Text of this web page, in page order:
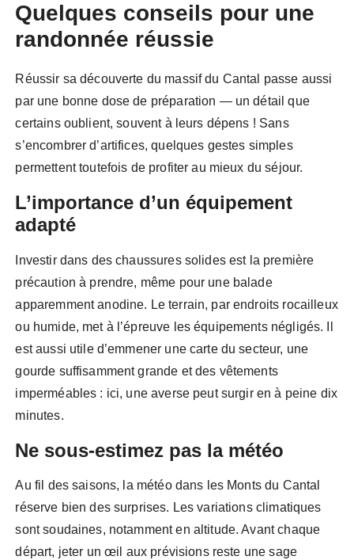
Quelques conseils pour une
randonnée réussie
Réussir sa découverte du massif du Cantal passe aussi
par une bonne dose de préparation — un détail que
certains oublient, souvent à leurs dépens ! Sans
s’encombrer d’artifices, quelques gestes simples
permettent toutefois de profiter au mieux du séjour.
L’importance d’un équipement
adapté
Investir dans des chaussures solides est la première
précaution à prendre, même pour une balade
apparemment anodine. Le terrain, par endroits rocailleux
ou humide, met à l’épreuve les équipements négligés. Il
est aussi utile d’emmener une carte du secteur, une
gourde suffisamment grande et des vêtements
imperméables : ici, une averse peut surgir en à peine dix
minutes.
Ne sous-estimez pas la météo
Au fil des saisons, la météo dans les Monts du Cantal
réserve bien des surprises. Les variations climatiques
sont soudaines, notamment en altitude. Avant chaque
départ, jeter un œil aux prévisions reste une sage